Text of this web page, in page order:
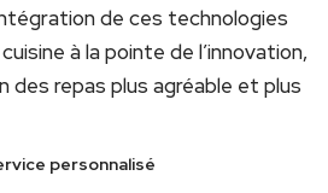
de ces technologies
à la pointe de l’innovation,
des repas plus agréable et plus
personnalisé